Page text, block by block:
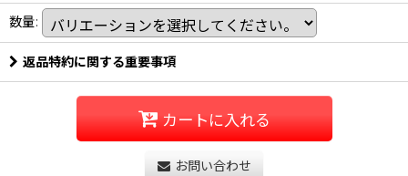
数量:
返品特約に関する重要事項
カートに入れる
お問い合わせ